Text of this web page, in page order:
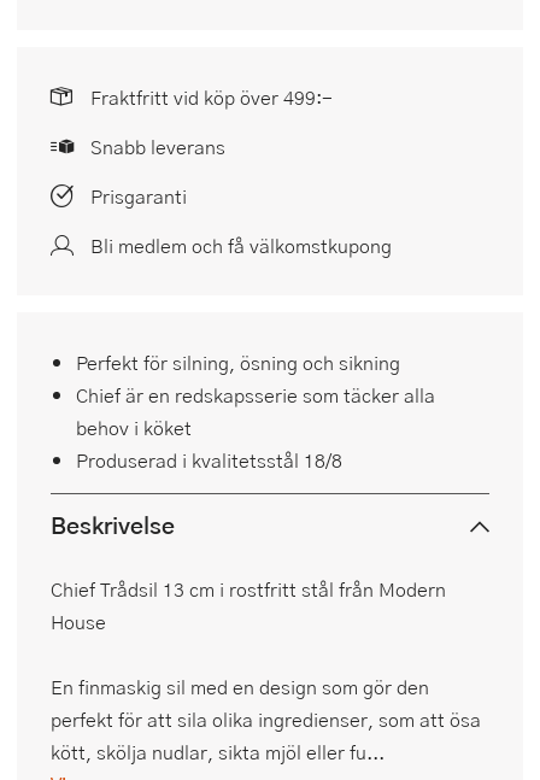
Fraktfritt vid köp över 499:-
Snabb leverans
Prisgaranti
Bli medlem och få välkomstkupong
Perfekt för silning, ösning och sikning
Chief är en redskapsserie som täcker alla
behov i köket
Produserad i kvalitetsstål 18/8
Beskrivelse
Chief Trådsil 13 cm i rostfritt stål från Modern
House
En finmaskig sil med en design som gör den
perfekt för att sila olika ingredienser, som att ösa
kött, skölja nudlar, sikta mjöl eller fu...